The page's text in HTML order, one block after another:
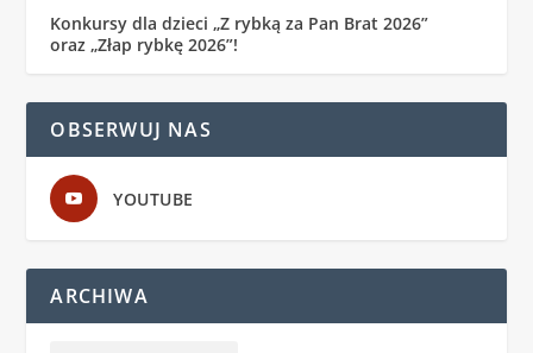
Konkursy dla dzieci „Z rybką za Pan Brat 2026”
oraz „Złap rybkę 2026”!
OBSERWUJ NAS
YOUTUBE
ARCHIWA